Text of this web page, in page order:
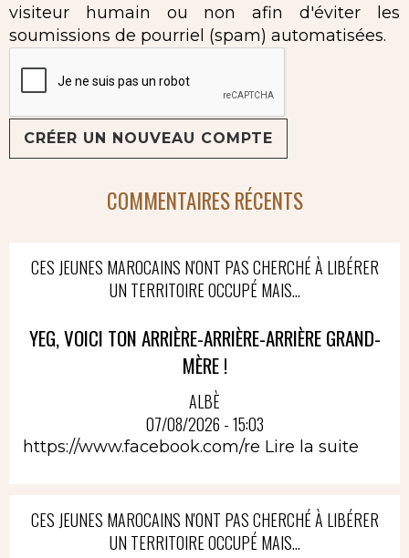
visiteur humain ou non afin d'éviter les
soumissions de pourriel (spam) automatisées.
COMMENTAIRES RÉCENTS
CES JEUNES MAROCAINS N'ONT PAS CHERCHÉ À LIBÉRER
UN TERRITOIRE OCCUPÉ MAIS...
YEG, VOICI TON ARRIÈRE-ARRIÈRE-ARRIÈRE GRAND-
MÈRE !
ALBÈ
07/08/2026 - 15:03
https://www.facebook.com/re Lire la suite
CES JEUNES MAROCAINS N'ONT PAS CHERCHÉ À LIBÉRER
UN TERRITOIRE OCCUPÉ MAIS...